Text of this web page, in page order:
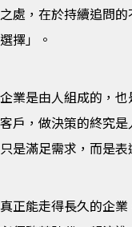
之處，在於持續追問
選擇」。
企業是由人組成的，
客戶，做決策的終究
只是滿足需求，而是
真正能走得長久的企